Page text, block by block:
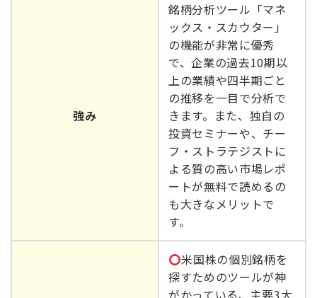
強み
銘柄分析ツール「マネ
ックス・スカウター」
の機能が非常に優秀
で、企業の過去10期以
上の業績や四半期ごと
の推移を一目で分析で
きます。また、独自の
投資セミナーや、チー
フ・ストラテジストに
よる質の高い市場レポ
ートが無料で読めるの
も大きなメリットで
す。
米国株の個別銘柄を
探すためのツールが神
がかっている、主要3大